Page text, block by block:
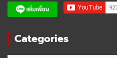
Categories